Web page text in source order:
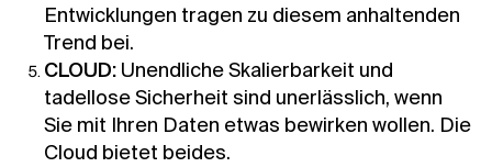
Entwicklungen tragen zu diesem anhaltenden
Trend bei.
CLOUD: Unendliche Skalierbarkeit und
tadellose Sicherheit sind unerlässlich, wenn
Sie mit Ihren Daten etwas bewirken wollen. Die
Cloud bietet beides.